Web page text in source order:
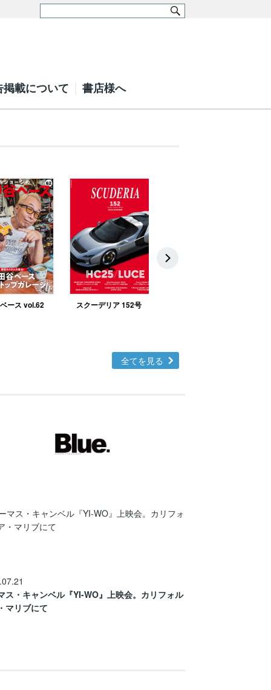
掲載について 書店様へ
ース vol.62 スクーデリア 152号
全てを見る
ス・キャンベル『YI-WO』上映会。カリフォル
マリブにて